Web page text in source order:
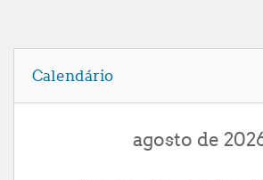
Calendário
agosto de